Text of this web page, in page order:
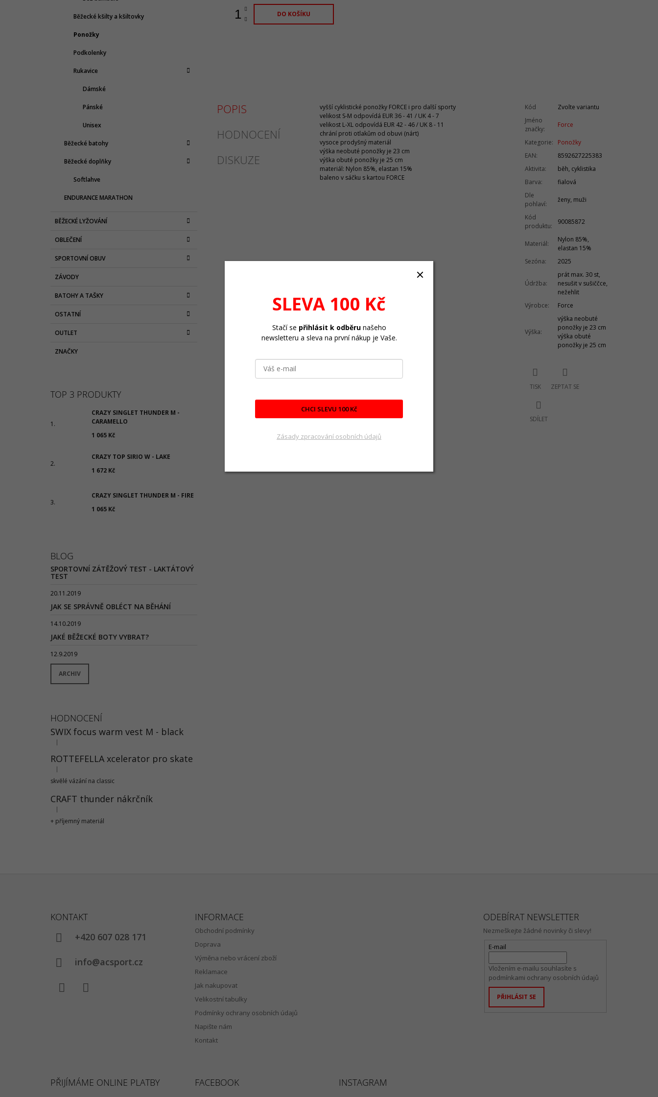
Běžecké kšilty a kšiltovky
Ponožky
Podkolenky
Rukavice
Dámské
Pánské
Unisex
Běžecké batohy
Běžecké doplňky
Softlahve
ENDURANCE MARATHON
BĚŽECKÉ LYŽOVÁNÍ
OBLEČENÍ
SPORTOVNÍ OBUV
ZÁVODY
BATOHY A TAŠKY
OSTATNÍ
OUTLET
ZNAČKY
TOP 3 PRODUKTY
CRAZY SINGLET THUNDER M -
CARAMELLO
1 065 Kč
CRAZY TOP SIRIO W - LAKE
1 672 Kč
CRAZY SINGLET THUNDER M - FIRE
1 065 Kč
BLOG
SPORTOVNÍ ZÁTĚŽOVÝ TEST - LAKTÁTOVÝ
TEST
20.11.2019
JAK SE SPRÁVNĚ OBLÉCT NA BĚHÁNÍ
14.10.2019
JAKÉ BĚŽECKÉ BOTY VYBRAT?
12.9.2019
ARCHIV
HODNOCENÍ
SWIX focus warm vest M - black
Hodnocení produktu je 5 z 5 hvězdiček.
|
ROTTEFELLA xcelerator pro skate
Hodnocení produktu je 5 z 5 hvězdiček.
|
skvělé vázání na classic
CRAFT thunder nákrčník
Hodnocení produktu je 5 z 5 hvězdiček.
|
+ příjemný materiál
DO KOŠÍKU
POPIS
HODNOCENÍ
DISKUZE
vyšší cyklistické ponožky FORCE i pro další sporty
velikost S-M odpovídá EUR 36 - 41 / UK 4 - 7
velikost L-XL odpovídá EUR 42 - 46 / UK 8 - 11
chrání proti otlakům od obuvi (nárt)
vysoce prodyšný materiál
výška neobuté ponožky je 23 cm
výška obuté ponožky je 25 cm
materiál: Nylon 85%, elastan 15%
baleno v sáčku s kartou FORCE
Kód
Zvolte variantu
Jméno
značky:
Force
Kategorie:
Ponožky
EAN:
8592627225383
Aktivita:
běh, cyklistika
Barva:
fialová
Dle
pohlaví:
ženy, muži
Kód
produktu:
90085872
Materiál:
Nylon 85%,
elastan 15%
Sezóna: 2025
Údržba:
prát max. 30 st,
nesušit v sušiččce,
nežehlit
Výrobce: Force
Výška:
výška neobuté
ponožky je 23 cm
výška obuté
ponožky je 25 cm
TISK ZEPTAT SE
SDÍLET
KONTAKT
+420 607 028 171
info@acsport.cz
INFORMACE
Obchodní podmínky
Doprava
Výměna nebo vrácení zboží
Reklamace
Jak nakupovat
Velikostní tabulky
Podmínky ochrany osobních údajů
Napište nám
Kontakt
ODEBÍRAT NEWSLETTER
Nezmeškejte žádné novinky či slevy!
E-mail
Vložením e-mailu souhlasíte s
podmínkami ochrany osobních údajů
PŘIHLÁSIT SE
PŘIJÍMÁME ONLINE PLATBY FACEBOOK INSTAGRAM
SLEVA 100 Kč
Stačí se přihlásit k odběrunašeho
newsletteru a sleva na první nákup je Vaše.
CHCI SLEVU 100 Kč
Zásady zpracování osobních údajů